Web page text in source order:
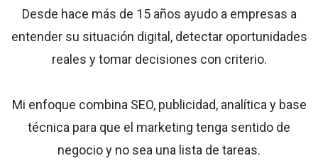
Desde hace más de 15 años ayudo a empresas a
entender su situación digital, detectar oportunidades
reales y tomar decisiones con criterio.
Mi enfoque combina SEO, publicidad, analítica y base
técnica para que el marketing tenga sentido de
negocio y no sea una lista de tareas.